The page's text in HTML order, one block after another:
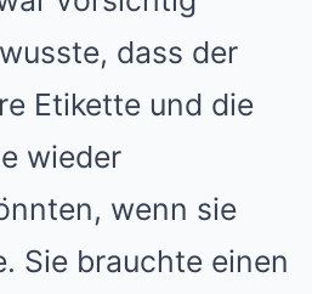
dass der
Etikette und die
wieder
wenn sie
Sie brauchte einen